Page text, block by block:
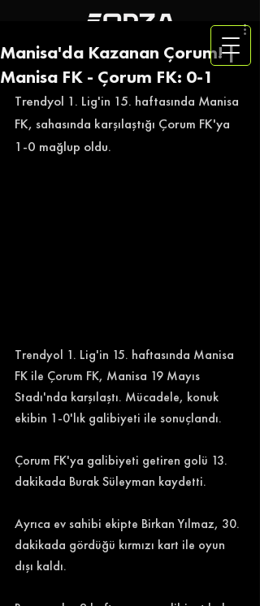
Manisa'da Kazanan Çorum! |
Manisa FK - Çorum FK: 0-1
Trendyol 1. Lig'in 15. haftasında Manisa
FK, sahasında karşılaştığı Çorum FK'ya
1-0 mağlup oldu.
Trendyol 1. Lig'in 15. haftasında Manisa
FK ile Çorum FK, Manisa 19 Mayıs
Stadı'nda karşılaştı. Mücadele, konuk
ekibin 1-0'lık galibiyeti ile sonuçlandı.
Çorum FK'ya galibiyeti getiren golü 13.
dakikada Burak Süleyman kaydetti.
Ayrıca ev sahibi ekipte Birkan Yılmaz, 30.
dakikada gördüğü kırmızı kart ile oyun
dışı kaldı.